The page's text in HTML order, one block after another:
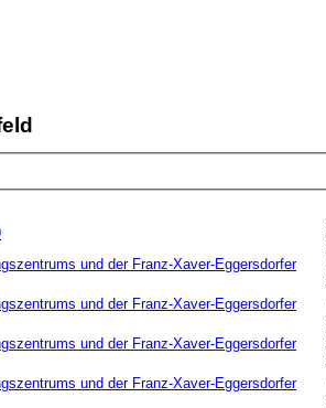
und der Franz-Xaver-Eggersdorfer
und der Franz-Xaver-Eggersdorfer
und der Franz-Xaver-Eggersdorfer
und der Franz-Xaver-Eggersdorfer